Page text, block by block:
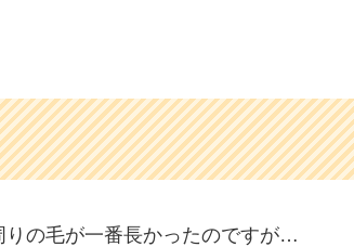
りの毛が一番長かったのですが…